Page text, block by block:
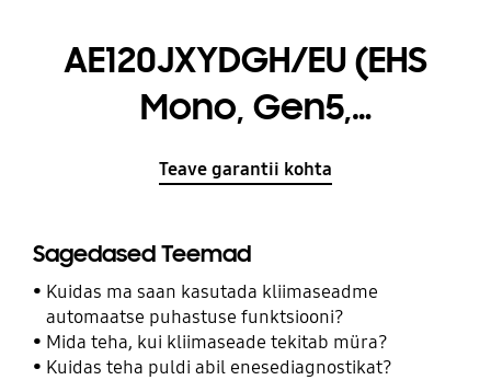
AE120JXYDGH/EU (EHS
Mono, Gen5,
soojuspumba, SCOP =
Teave garantii kohta
Sagedased Teemad
Kuidas ma saan kasutada kliimaseadme
automaatse puhastuse funktsiooni?
Mida teha, kui kliimaseade tekitab müra?
Kuidas teha puldi abil enesediagnostikat?